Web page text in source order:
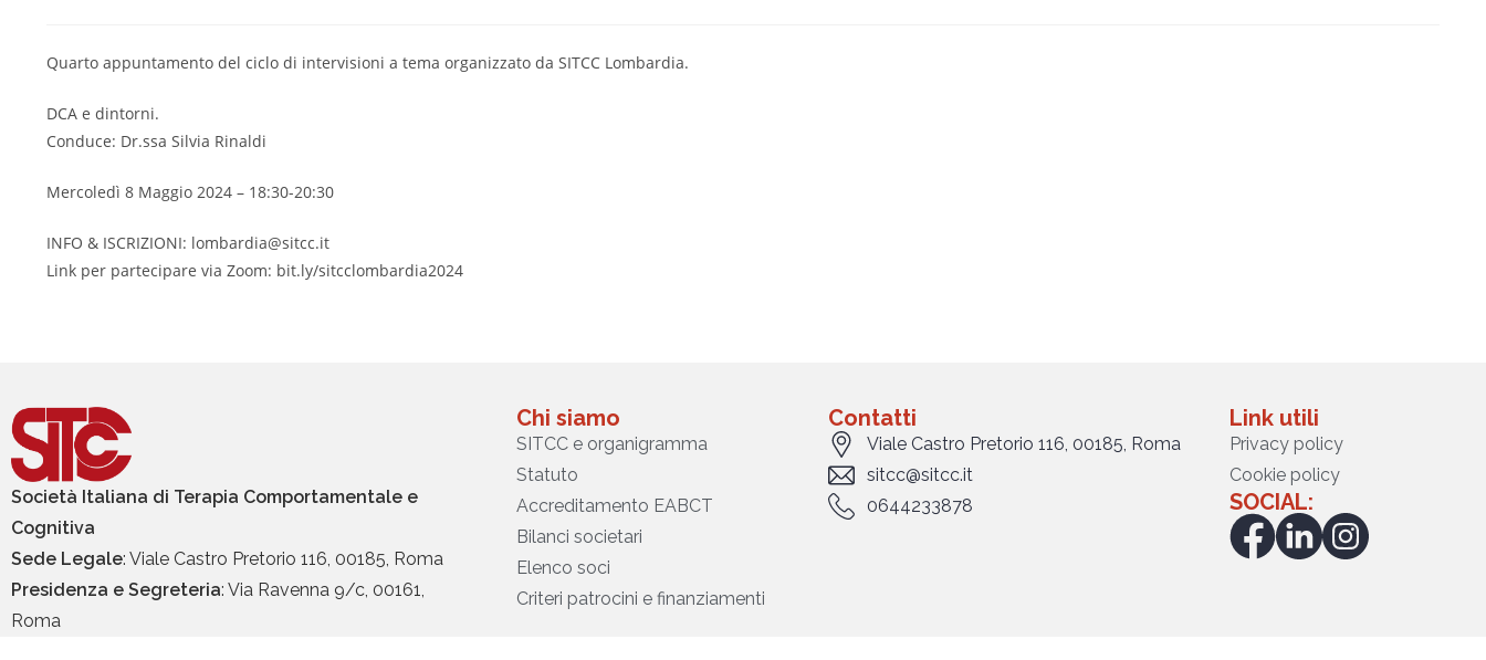
Quarto appuntamento del ciclo di intervisioni a tema organizzato da SITCC Lombardia.
DCA e dintorni.
Conduce: Dr.ssa Silvia Rinaldi
Mercoledì 8 Maggio 2024 – 18:30-20:30
INFO & ISCRIZIONI: lombardia@sitcc.it
Link per partecipare via Zoom: bit.ly/sitcclombardia2024
Società Italiana di Terapia Comportamentale e
Cognitiva
Sede Legale: Viale Castro Pretorio 116, 00185, Roma
Presidenza e Segreteria: Via Ravenna 9/c, 00161,
Roma
Chi siamo
SITCC e organigramma
Statuto
Accreditamento EABCT
Bilanci societari
Elenco soci
Criteri patrocini e finanziamenti
Contatti
Viale Castro Pretorio 116, 00185, Roma
sitcc@sitcc.it
0644233878
Link utili
Privacy policy
Cookie policy
SOCIAL: